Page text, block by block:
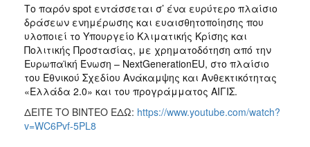
Το παρόν spot εντάσσεται σ’ ένα ευρύτερο πλαίσιο
δράσεων ενημέρωσης και ευαισθητοποίησης που
υλοποιεί το Υπουργείο Κλιματικής Κρίσης και
Πολιτικής Προστασίας, με χρηματοδότηση από την
Ευρωπαϊκή Ένωση – NextGenerationEU, στο πλαίσιο
του Εθνικού Σχεδίου Ανάκαμψης και Ανθεκτικότητας
«Ελλάδα 2.0» και του προγράμματος ΑΙΓΙΣ.
ΔΕΙΤΕ ΤΟ ΒΙΝΤΕΟ ΕΔΩ: https://www.youtube.com/watch?
v=WC6Pvf-5PL8